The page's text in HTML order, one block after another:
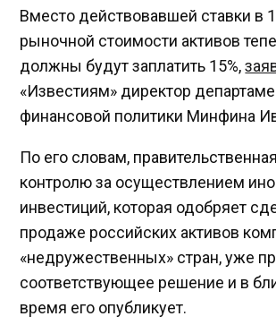
Вместо действовавшей ставки в
рыночной стоимости активов
должны будут заплатить 15%,
«Известиям» директор
финансовой политики Минфина
По его словам,
контролю за осуществлением
инвестиций, которая одобряет
продаже российских активов
«недружественных» стран, уже
соответствующее решение и в
время его опубликует.